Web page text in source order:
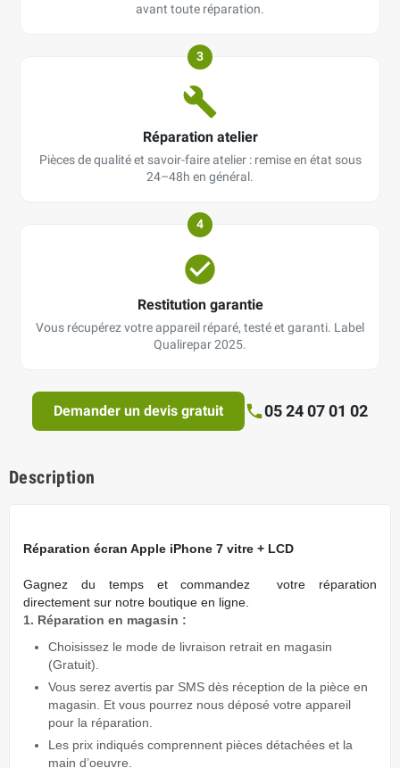
avant toute réparation.
3
Réparation atelier
Pièces de qualité et savoir-faire atelier : remise en état sous
24–48h en général.
4
Restitution garantie
Vous récupérez votre appareil réparé, testé et garanti. Label
Qualirepar 2025.
Demander un devis gratuit 05 24 07 01 02
Description
Réparation écran Apple iPhone 7 vitre + LCD
Gagnez du temps et commandez votre réparation
directement sur notre boutique en ligne.
1. Réparation en magasin :
Choisissez le mode de livraison retrait en magasin
(Gratuit).
Vous serez avertis par SMS dès réception de la pièce en
magasin. Et vous pourrez nous déposé votre appareil
pour la réparation.
Les prix indiqués comprennent pièces détachées et la
main d’oeuvre.